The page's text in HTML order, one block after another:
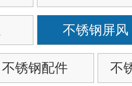
不锈钢屏风
不锈钢配件 不